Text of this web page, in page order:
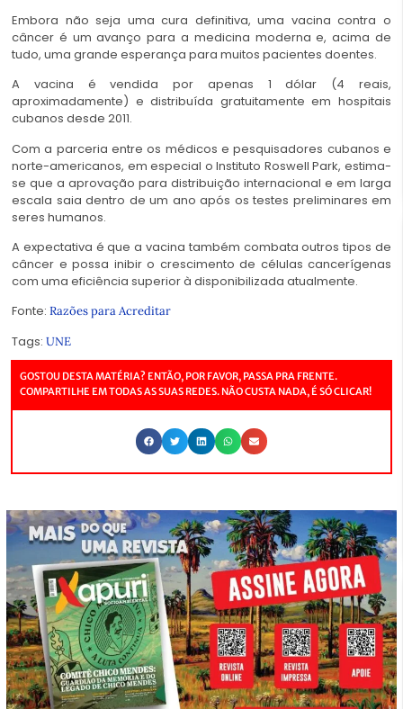
Embora não seja uma cura definitiva, uma vacina contra o
câncer é um avanço para a medicina moderna e, acima de
tudo, uma grande esperança para muitos pacientes doentes.
A vacina é vendida por apenas 1 dólar (4 reais,
aproximadamente) e distribuída gratuitamente em hospitais
cubanos desde 2011.
Com a parceria entre os médicos e pesquisadores cubanos e
norte-americanos, em especial o Instituto Roswell Park, estima-
se que a aprovação para distribuição internacional e em larga
escala saia dentro de um ano após os testes preliminares em
seres humanos.
A expectativa é que a vacina também combata outros tipos de
câncer e possa inibir o crescimento de células cancerígenas
com uma eficiência superior à disponibilizada atualmente.
Fonte: Razões para Acreditar
Tags: UNE
GOSTOU DESTA MATÉRIA? ENTÃO, POR FAVOR, PASSA PRA FRENTE.
COMPARTILHE EM TODAS AS SUAS REDES. NÃO CUSTA NADA, É SÓ CLICAR!